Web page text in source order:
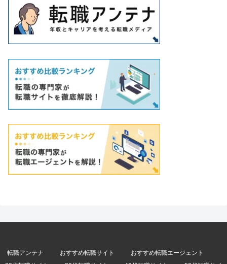
転職アンテナ おすすめ転職サイト
おすすめ転職エージェント